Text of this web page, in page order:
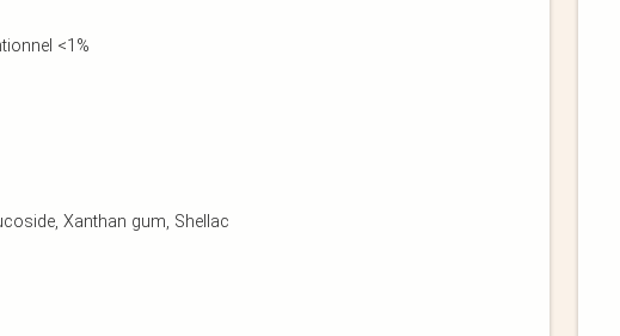
<1%
Xanthan gum, Shellac